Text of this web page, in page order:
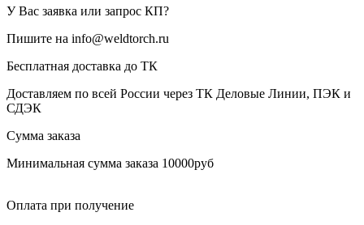
У Вас заявка или запрос КП?
Пишите на info@weldtorch.ru
Бесплатная доставка до ТК
Доставляем по всей России через ТК Деловые Линии, ПЭК и
СДЭК
Сумма заказа
Минимальная сумма заказа 10000руб
Оплата при получение